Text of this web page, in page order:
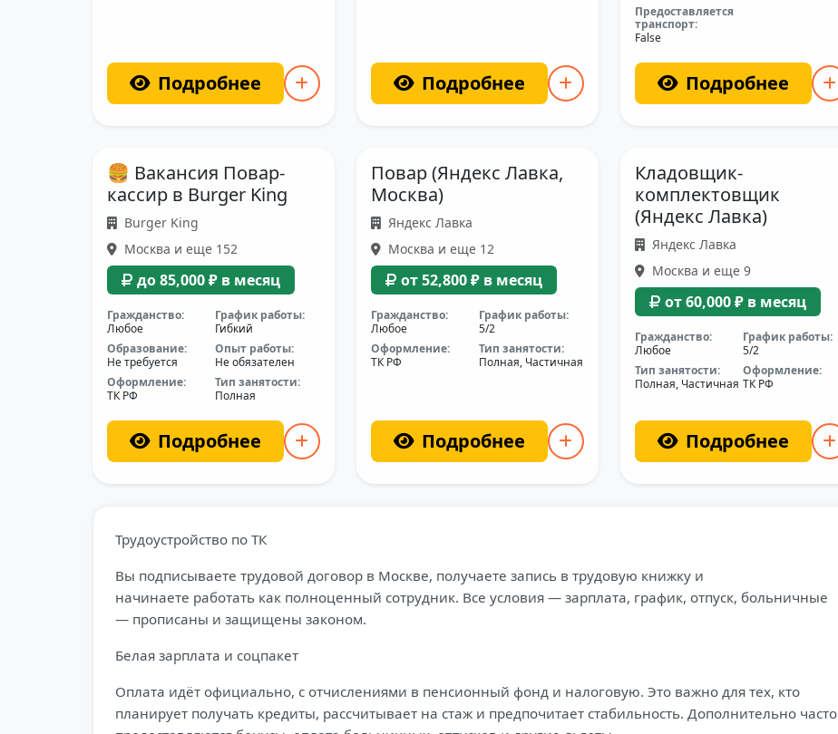
Подробнее Подробнее
Предоставляется
транспорт:
False
Подробнее
🍔 Вакансия Повар-
кассир в Burger King
Burger King
Москва и еще 152
до 85,000 ₽ в месяц
Гражданство:
Любое
График работы:
Гибкий
Образование:
Не требуется
Опыт работы:
Не обязателен
Оформление:
ТК РФ
Тип занятости:
Полная
Подробнее
Повар (Яндекс Лавка,
Москва)
Яндекс Лавка
Москва и еще 12
от 52,800 ₽ в месяц
Гражданство:
Любое
График работы:
5/2
Оформление:
ТК РФ
Тип занятости:
Полная, Частичная
Подробнее
Кладовщик-
комплектовщик
(Яндекс Лавка)
Яндекс Лавка
Москва и еще 9
от 60,000 ₽ в месяц
Гражданство:
Любое
График работы:
5/2
Тип занятости:
Полная, Частичная
Оформление:
ТК РФ
Подробнее
Трудоустройство по ТК
Вы подписываете трудовой договор в Москве, получаете запись в трудовую книжку и
начинаете работать как полноценный сотрудник. Все условия — зарплата, график, отпуск, больничные
— прописаны и защищены законом.
Белая зарплата и соцпакет
Оплата идёт официально, с отчислениями в пенсионный фонд и налоговую. Это важно для тех, кто
планирует получать кредиты, рассчитывает на стаж и предпочитает стабильность. Дополнительно часто